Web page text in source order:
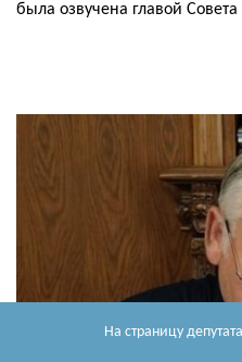
На страницу депутата
была озвучена главой